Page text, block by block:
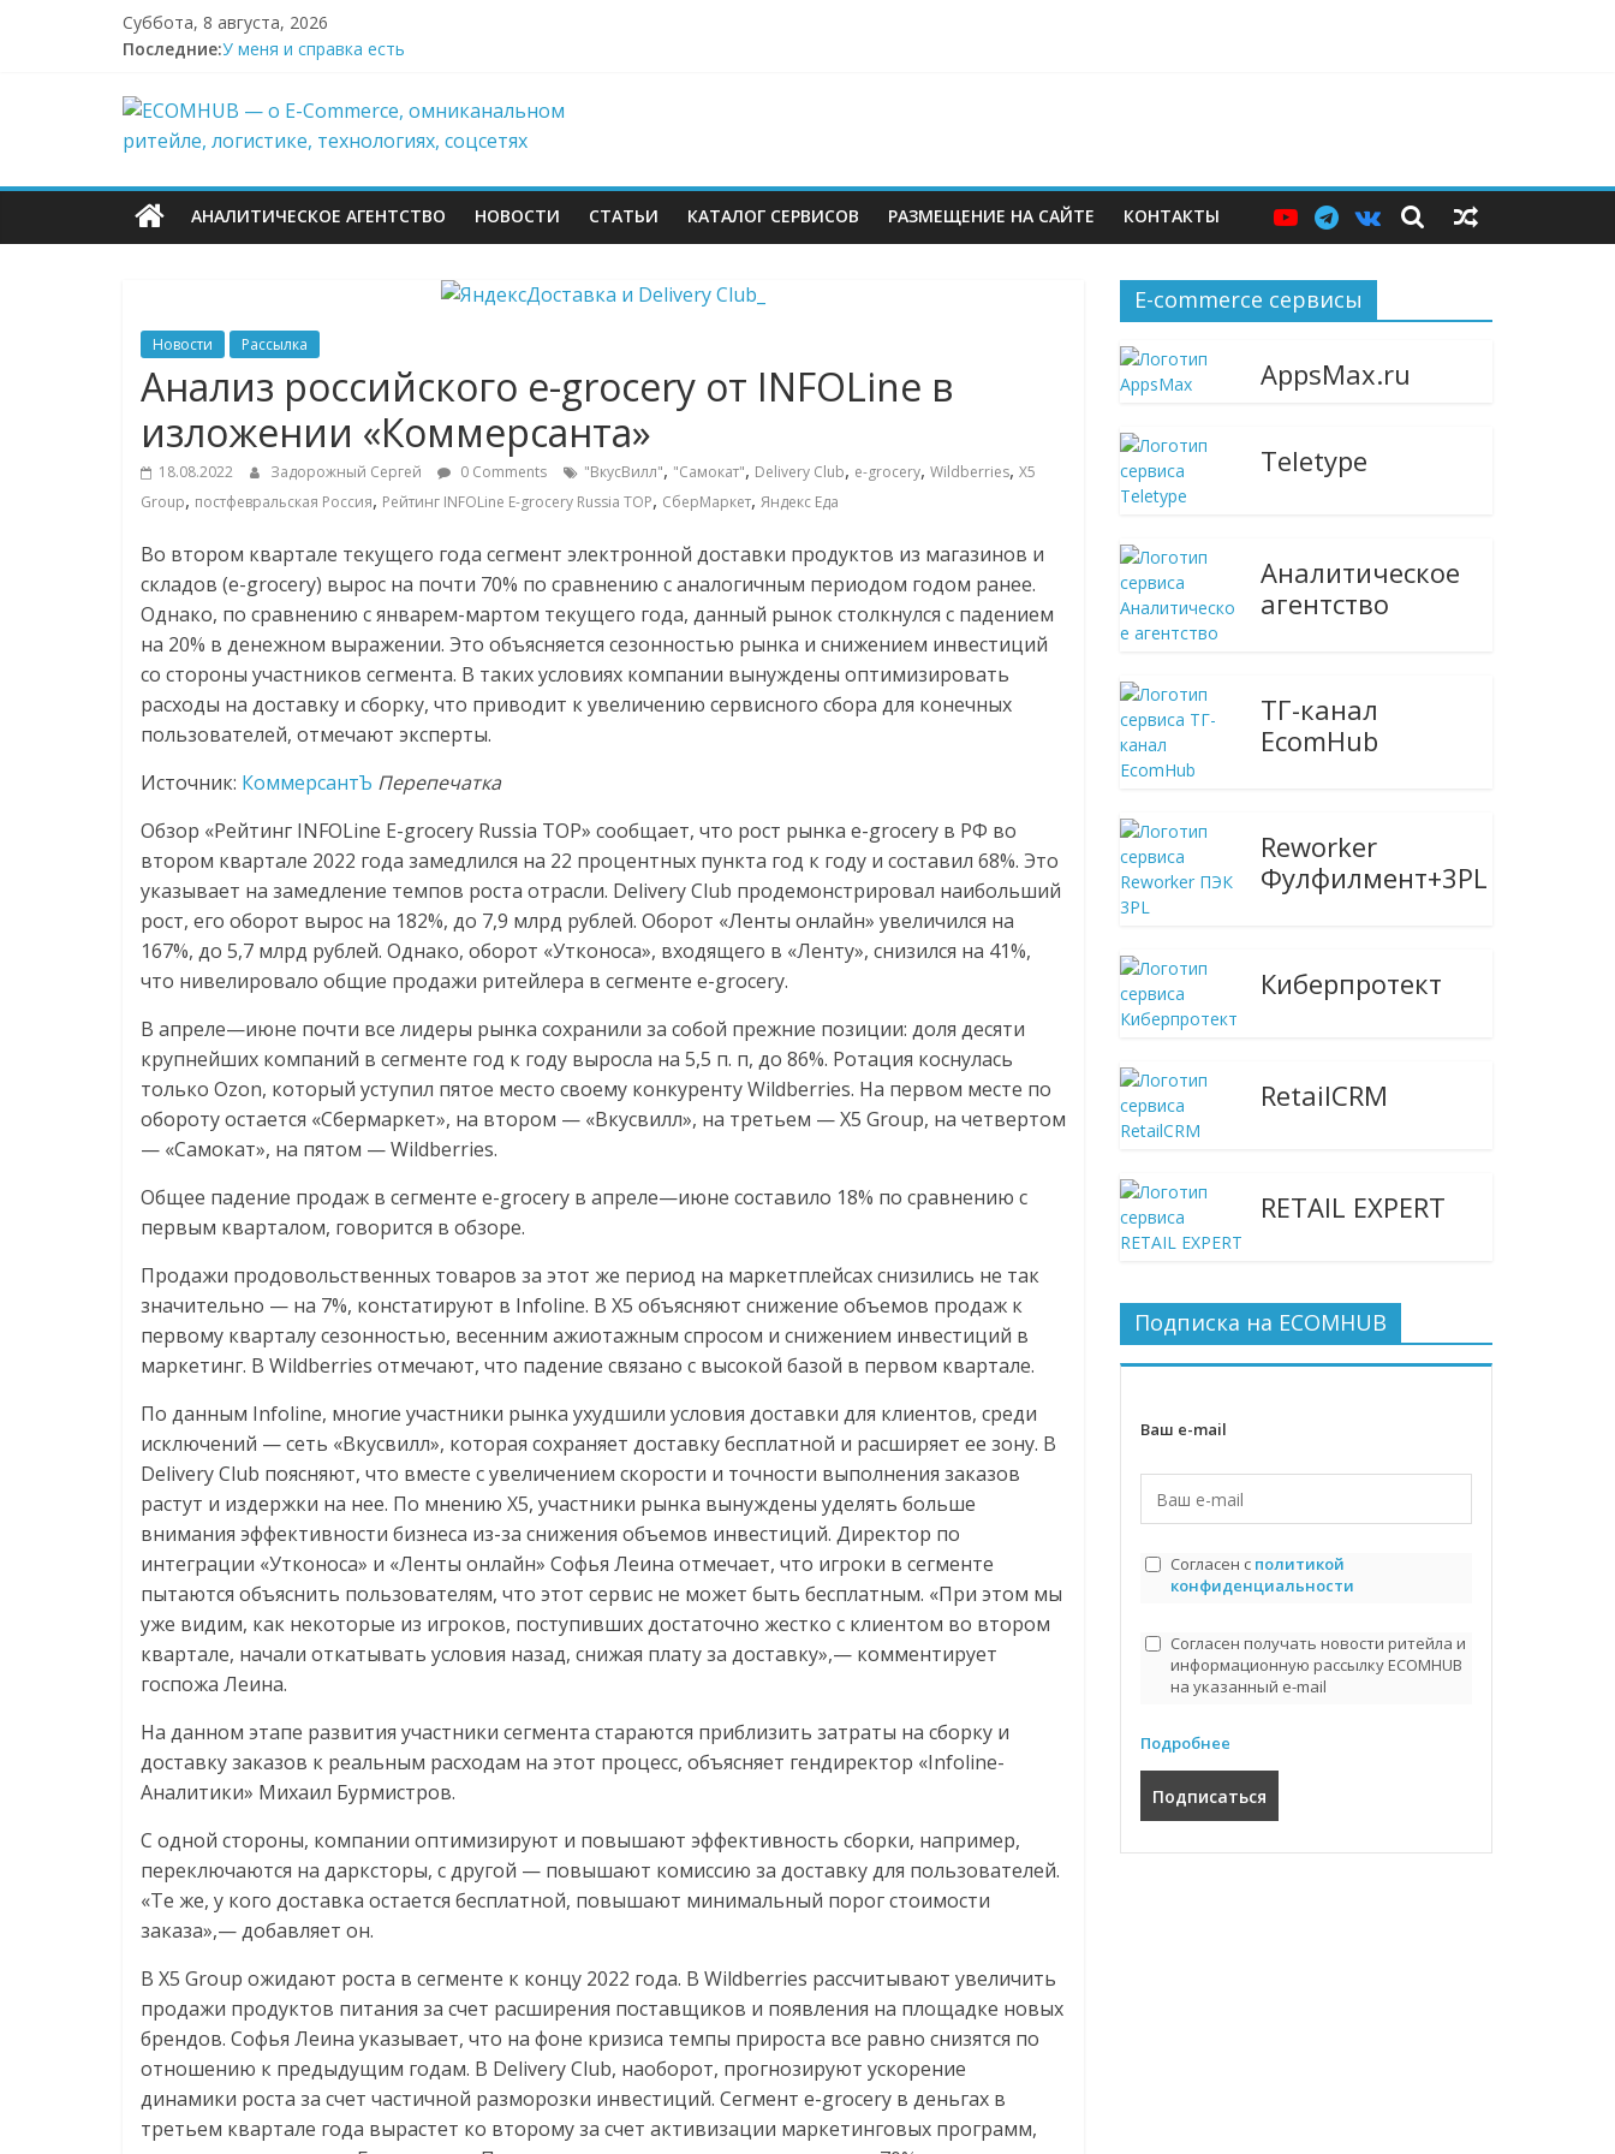
Суббота, 8 августа, 2026
Последние:У меня и справка есть
Wildberries начал выносить логистику со своих складов
И тут я во всём белом — Wildberries купил бывший офисный комплекс ВТБ в центре Москвы
БПЛА снова атаковали склад Wildberries в Екатеринбурге. Пожар усиливается
ECOMHUB
—
о
E-
Commerce,
омниканальном
ритейле,
логистике,
технологиях,
соцсетях
Портал
онлайн-
торговле,
сервисах
для
Commerce,
логистике,
технологиях,
соцсетях.
Нам
важно,
знать
как
меняет
жизнь
людей
обсудить
эти
изменения
читателем.
АНАЛИТИЧЕСКОЕ АГЕНТСТВО НОВОСТИ СТАТЬИ КАТАЛОГ СЕРВИСОВ РАЗМЕЩЕНИЕ НА САЙТЕ КОНТАКТЫ
Новости Рассылка
Анализ российского e-grocery от INFOLine в
изложении «Коммерсанта»
18.08.2022 Задорожный Сергей 0 Comments "ВкусВилл", "Самокат", Delivery Club, e-grocery, Wildberries, X5
Group, постфевральская Россия, Рейтинг INFOLine E-grocery Russia TOP, СберМаркет, Яндекс Еда
Во втором квартале текущего года сегмент электронной доставки продуктов из магазинов и
складов (e-grocery) вырос на почти 70% по сравнению с аналогичным периодом годом ранее.
Однако, по сравнению с январем-мартом текущего года, данный рынок столкнулся с падением
на 20% в денежном выражении. Это объясняется сезонностью рынка и снижением инвестиций
со стороны участников сегмента. В таких условиях компании вынуждены оптимизировать
расходы на доставку и сборку, что приводит к увеличению сервисного сбора для конечных
пользователей, отмечают эксперты.
Источник: КоммерсантЪ Перепечатка
Обзор «Рейтинг INFOLine E-grocery Russia TOP» сообщает, что рост рынка e-grocery в РФ во
втором квартале 2022 года замедлился на 22 процентных пункта год к году и составил 68%. Это
указывает на замедление темпов роста отрасли. Delivery Club продемонстрировал наибольший
рост, его оборот вырос на 182%, до 7,9 млрд рублей. Оборот «Ленты онлайн» увеличился на
167%, до 5,7 млрд рублей. Однако, оборот «Утконоса», входящего в «Ленту», снизился на 41%,
что нивелировало общие продажи ритейлера в сегменте e-grocery.
В апреле—июне почти все лидеры рынка сохранили за собой прежние позиции: доля десяти
крупнейших компаний в сегменте год к году выросла на 5,5 п. п, до 86%. Ротация коснулась
только Ozon, который уступил пятое место своему конкуренту Wildberries. На первом месте по
обороту остается «Сбермаркет», на втором — «Вкусвилл», на третьем — X5 Group, на четвертом
— «Самокат», на пятом — Wildberries.
Общее падение продаж в сегменте e-grocery в апреле—июне составило 18% по сравнению с
первым кварталом, говорится в обзоре.
Продажи продовольственных товаров за этот же период на маркетплейсах снизились не так
значительно — на 7%, констатируют в Infoline. В X5 объясняют снижение объемов продаж к
первому кварталу сезонностью, весенним ажиотажным спросом и снижением инвестиций в
маркетинг. В Wildberries отмечают, что падение связано с высокой базой в первом квартале.
По данным Infoline, многие участники рынка ухудшили условия доставки для клиентов, среди
исключений — сеть «Вкусвилл», которая сохраняет доставку бесплатной и расширяет ее зону. В
Delivery Club поясняют, что вместе с увеличением скорости и точности выполнения заказов
растут и издержки на нее. По мнению X5, участники рынка вынуждены уделять больше
внимания эффективности бизнеса из-за снижения объемов инвестиций. Директор по
интеграции «Утконоса» и «Ленты онлайн» Софья Леина отмечает, что игроки в сегменте
пытаются объяснить пользователям, что этот сервис не может быть бесплатным. «При этом мы
уже видим, как некоторые из игроков, поступивших достаточно жестко с клиентом во втором
квартале, начали откатывать условия назад, снижая плату за доставку»,— комментирует
госпожа Леина.
На данном этапе развития участники сегмента стараются приблизить затраты на сборку и
доставку заказов к реальным расходам на этот процесс, объясняет гендиректор «Infoline-
Аналитики» Михаил Бурмистров.
С одной стороны, компании оптимизируют и повышают эффективность сборки, например,
переключаются на дарксторы, с другой — повышают комиссию за доставку для пользователей.
«Те же, у кого доставка остается бесплатной, повышают минимальный порог стоимости
заказа»,— добавляет он.
В X5 Group ожидают роста в сегменте к концу 2022 года. В Wildberries рассчитывают увеличить
продажи продуктов питания за счет расширения поставщиков и появления на площадке новых
брендов. Софья Леина указывает, что на фоне кризиса темпы прироста все равно снизятся по
отношению к предыдущим годам. В Delivery Club, наоборот, прогнозируют ускорение
динамики роста за счет частичной разморозки инвестиций. Сегмент e-grocery в деньгах в
третьем квартале года вырастет ко второму за счет активизации маркетинговых программ,
E-commerce сервисы
AppsMax.ru
Teletype
Аналитическое
агентство
ТГ-канал
EcomHub
Reworker
Фулфилмент+3PL
Киберпротект
RetailCRM
RETAIL EXPERT
Подписка на ECOMHUB
Ваш e-mail
Согласен с политикой
конфиденциальности
Согласен получать новости ритейла и
информационную рассылку ECOMHUB
на указанный e-mail
Подробнее